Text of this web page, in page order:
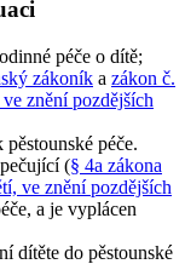
péče o dítě;
zákoník a zákon č.
znění pozdějších
péče.
(§ 4a zákona
ve znění pozdějších
a je vyplácen
dítěte do pěstounské